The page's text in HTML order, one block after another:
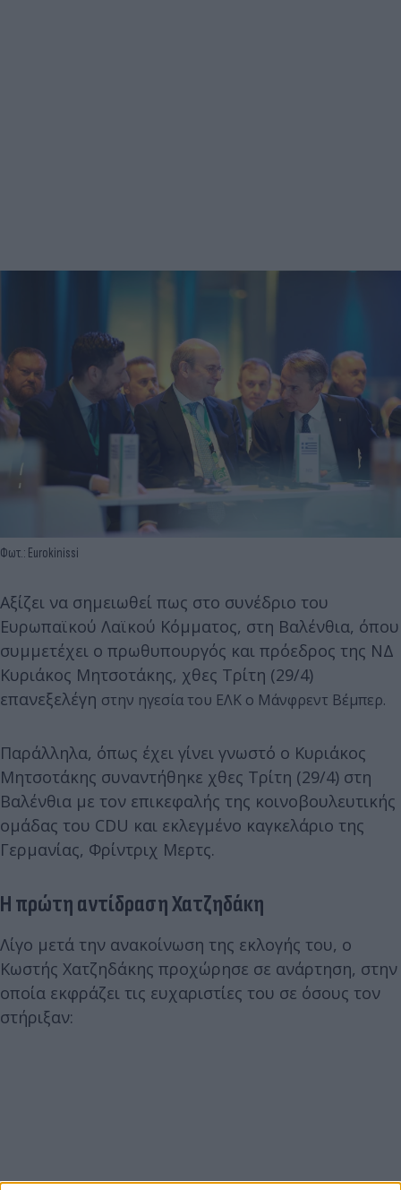
Φωτ.: Eurokinissi
Αξίζει να σημειωθεί πως στο συνέδριο του
Ευρωπαϊκού Λαϊκού Κόμματος, στη Βαλένθια, όπου
συμμετέχει ο πρωθυπουργός και πρόεδρος της ΝΔ
Κυριάκος Μητσοτάκης, χθες Τρίτη (29/4)
επανεξελέγη στην ηγεσία του ΕΛΚ ο Μάνφρεντ Βέμπερ.
Παράλληλα, όπως έχει γίνει γνωστό ο Κυριάκος
Μητσοτάκης συναντήθηκε χθες Τρίτη (29/4) στη
Βαλένθια με τον επικεφαλής της κοινοβουλευτικής
ομάδας του CDU και εκλεγμένο καγκελάριο της
Γερμανίας, Φρίντριχ Μερτς.
Η πρώτη αντίδραση Χατζηδάκη
Λίγο μετά την ανακοίνωση της εκλογής του, ο
Κωστής Χατζηδάκης προχώρησε σε ανάρτηση, στην
οποία εκφράζει τις ευχαριστίες του σε όσους τον
στήριξαν: